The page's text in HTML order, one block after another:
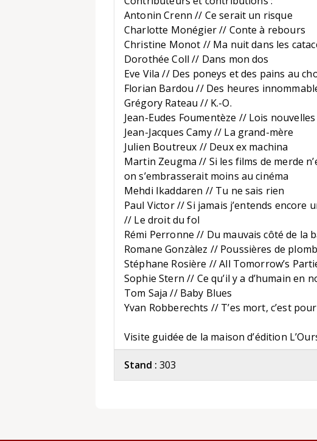
Antonin Crenn // Ce serait un risque
Charlotte Monégier // Conte à rebours
Christine Monot // Ma nuit dans les
Dorothée Coll // Dans mon dos
Eve Vila // Des poneys et des pains au
Florian Bardou // Des heures
Grégory Rateau // K.-O.
Jean-Eudes Foumentèze // Lois nouvelles
Jean-Jacques Camy // La grand-mère
Julien Boutreux // Deux ex machina
Martin Zeugma // Si les films de merde
on s’embrasserait moins au cinéma
Mehdi Ikaddaren // Tu ne sais rien
Paul Victor // Si jamais j’entends encore
// Le droit du fol
Rémi Perronne // Du mauvais côté de la
Romane Gonzàlez // Poussières de plomb
Stéphane Rosière // All Tomorrow’s
Sophie Stern // Ce qu’il y a d’humain en
Tom Saja // Baby Blues
Yvan Robberechts // T’es mort, c’est
Visite guidée de la maison d’édition
Stand : 303